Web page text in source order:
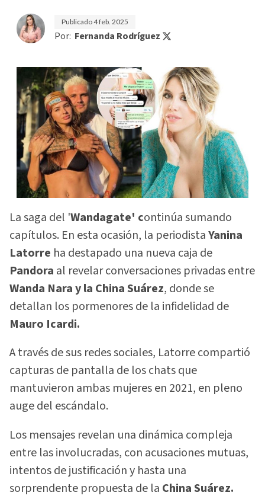
Publicado4 feb. 2025
Por: Fernanda Rodríguez
La saga del 'Wandagate' continúa sumando
capítulos. En esta ocasión, la periodistaYanina
Latorre ha destapado una nueva caja de
Pandora al revelar conversaciones privadas entre
Wanda Nara y la China Suárez, donde se
detallan los pormenores de la infidelidad de
Mauro Icardi.
A través de sus redes sociales, Latorre compartió
capturas de pantalla de los chats que
mantuvieron ambas mujeres en 2021, en pleno
auge del escándalo.
Los mensajes revelan una dinámica compleja
entre las involucradas, con acusaciones mutuas,
intentos de justificación y hasta una
sorprendente propuesta de la China Suárez.